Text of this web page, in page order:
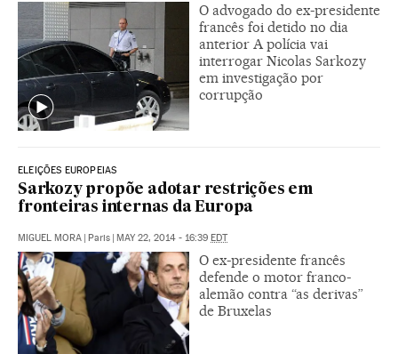
O advogado do ex-presidente
francês foi detido no dia
anterior A polícia vai
interrogar Nicolas Sarkozy
em investigação por
corrupção
ELEIÇÕES EUROPEIAS
Sarkozy propõe adotar restrições em
fronteiras internas da Europa
MIGUEL MORA | Paris | MAY 22, 2014 - 16:39 EDT
O ex-presidente francês
defende o motor franco-
alemão contra “as derivas”
de Bruxelas